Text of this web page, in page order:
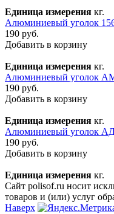
Единица измерения кг.
Алюминиевый уголок
190 руб.
Добавить в корзину
Единица измерения кг.
Алюминиевый уголок
190 руб.
Добавить в корзину
Единица измерения кг.
Алюминиевый уголок
190 руб.
Добавить в корзину
Единица измерения кг.
Сайт polisof.ru носит
товаров и (или) услуг
Наверх